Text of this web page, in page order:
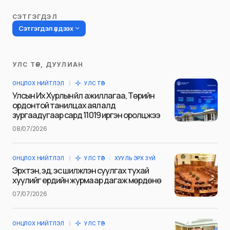
СЭТГЭГДЭЛ
Сэтгэгдэл үлдээх
Таны имэйл хаягийг нийтлэхгүй.
тэмдэглэсэн
Сэтгэгдэл*
Name
УЛС ТӨР, ДУУЛИАН
ОНЦЛОХ НИЙТЛЭЛ УЛС ТӨР
Улсын Их Хурлын үйл ажиллагаа, Төрийн
ордонтой танилцах аялалд
зургаадугаар сард 11019 иргэн оролцжээ
08/07/2026
ОНЦЛОХ НИЙТЛЭЛ УЛС ТӨР ХУУЛЬ ЭРХ ЗҮЙ
Эрхтэн, эд, эс шилжүүлэн суулгах тухай
хуулийг ердийн журмаар дагаж мөрдөнө
07/07/2026
ОНЦЛОХ НИЙТЛЭЛ УЛС ТӨР